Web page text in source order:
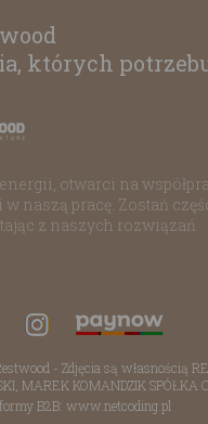
których
otwarci na
naszą pracę. Zostań
z naszych rozwiązań
- Zdjęcia są własnością
MAREK KOMANDZIK SPÓŁKA
B2B: www.netcoding.pl